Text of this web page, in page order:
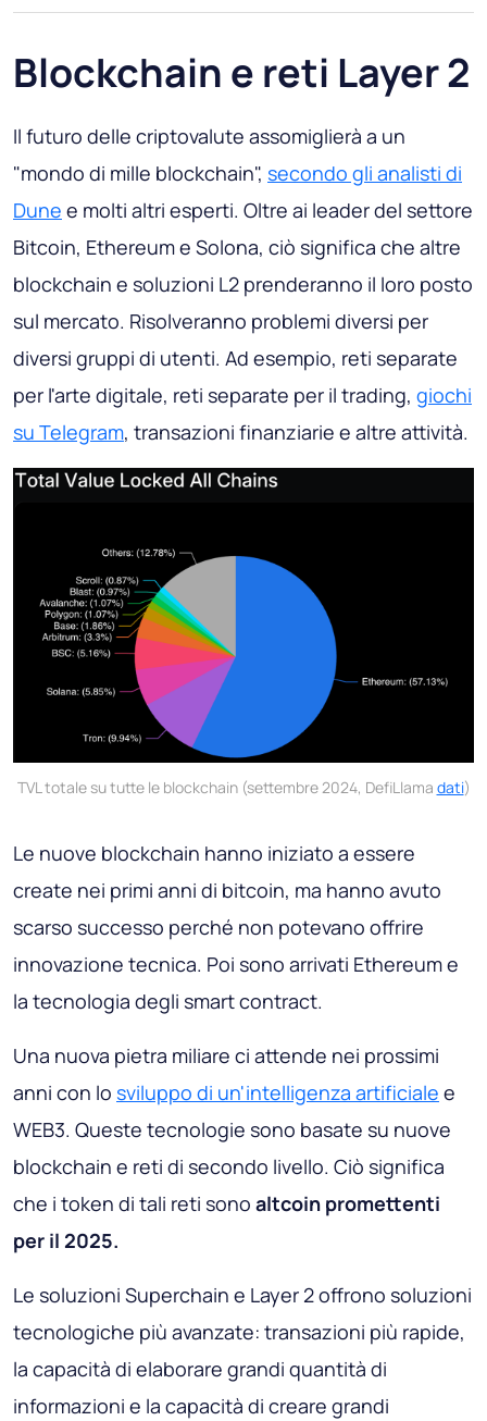
Blockchain e reti Layer 2
Il futuro delle criptovalute assomiglierà a un
"mondo di mille blockchain", secondo gli analisti di
Dune e molti altri esperti. Oltre ai leader del settore
Bitcoin, Ethereum e Solona, ​​ciò significa che altre
blockchain e soluzioni L2 prenderanno il loro posto
sul mercato. Risolveranno problemi diversi per
diversi gruppi di utenti. Ad esempio, reti separate
per l'arte digitale, reti separate per il trading, giochi
su Telegram, transazioni finanziarie e altre attività.
TVL totale su tutte le blockchain (settembre 2024, DefiLlama dati)
Le nuove blockchain hanno iniziato a essere
create nei primi anni di bitcoin, ma hanno avuto
scarso successo perché non potevano offrire
innovazione tecnica. Poi sono arrivati ​​Ethereum e
la tecnologia degli smart contract.
Una nuova pietra miliare ci attende nei prossimi
anni con lo sviluppo di un'intelligenza artificiale e
WEB3. Queste tecnologie sono basate su nuove
blockchain e reti di secondo livello. Ciò significa
che i token di tali reti sono altcoin promettenti
per il 2025.
Le soluzioni Superchain e Layer 2 offrono soluzioni
tecnologiche più avanzate: transazioni più rapide,
la capacità di elaborare grandi quantità di
informazioni e la capacità di creare grandi